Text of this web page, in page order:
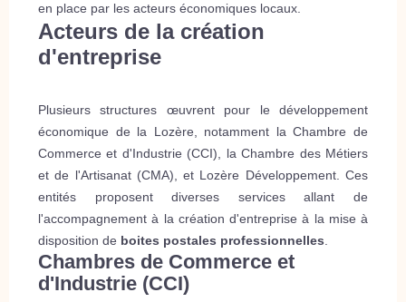
en place par les acteurs économiques locaux.
Acteurs de la création
d'entreprise
Plusieurs structures œuvrent pour le développement
économique de la Lozère, notamment la Chambre de
Commerce et d'Industrie (CCI), la Chambre des Métiers
et de l'Artisanat (CMA), et Lozère Développement. Ces
entités proposent diverses services allant de
l'accompagnement à la création d'entreprise à la mise à
disposition de boites postales professionnelles
Chambres de Commerce et
d'Industrie (CCI)